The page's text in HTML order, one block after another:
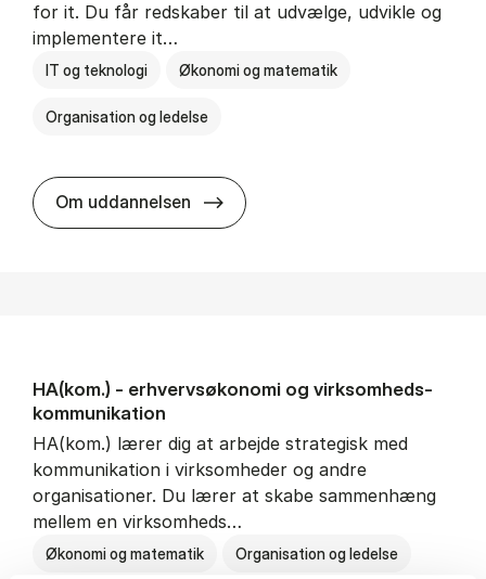
for it. Du får redskaber til at udvælge, udvikle og
implementere it…
IT og teknologi Økonomi og matematik
Organisation og ledelse
Om uddannelsen HA(it.) - erhvervs­økonomi og
HA(kom.) - erhvervs­økonomi og virksomheds­
kommunikation
HA(kom.) lærer dig at arbejde strategisk med
kommunikation i virksomheder og andre
organisationer. Du lærer at skabe sammenhæng
mellem en virksomheds…
Økonomi og matematik Organisation og ledelse